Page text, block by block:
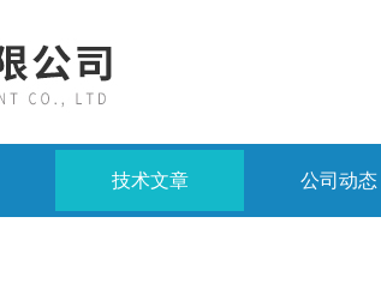
技术文章 公司动态